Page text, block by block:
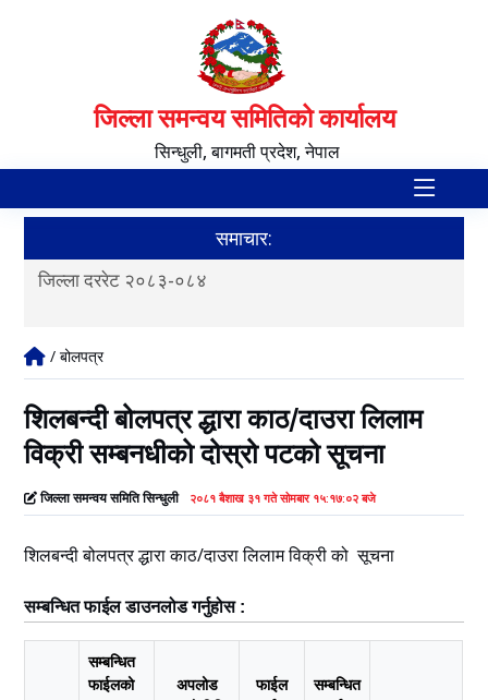
जिल्ला समन्वय समितिको कार्यालय
सिन्धुली, बागमती प्रदेश, नेपाल
समाचार:
जिल्ला दररेट २०८३-०८४
/ बोलपत्र
शिलबन्दी बोलपत्र द्धारा काठ/दाउरा लिलाम
विक्री सम्बनधीको दोस्रो पटको सूचना
जिल्ला समन्वय समिति सिन्धुली २०८१ बैशाख ३१ गते सोमबार १५:१७:०२ बजे
शिलबन्दी बोलपत्र द्धारा काठ/दाउरा लिलाम विक्री को सूचना
सम्बन्धित फाईल डाउनलोड गर्नुहोस :
सम्बन्धित
फाईलको
अपलोड
फाईल
सम्बन्धित